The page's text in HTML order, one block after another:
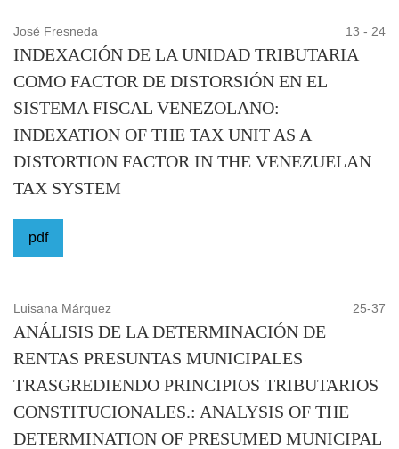
Lcda. Génesis Figueredo G.
PORTADA
Vicerrectorado de Información y Comunicación
Lcda. Aurys Patiño, Esp.
Reservados todos los derechos conforme a la Ley
José Fresneda 13 - 24
INDEXACIÓN DE LA UNIDAD TRIBUTARIA
COMO FACTOR DE DISTORSIÓN EN EL
SISTEMA FISCAL VENEZOLANO:
INDEXATION OF THE TAX UNIT AS A
DISTORTION FACTOR IN THE VENEZUELAN
TAX SYSTEM
pdf
Luisana Márquez 25-37
ANÁLISIS DE LA DETERMINACIÓN DE
RENTAS PRESUNTAS MUNICIPALES
TRASGREDIENDO PRINCIPIOS TRIBUTARIOS
CONSTITUCIONALES.: ANALYSIS OF THE
DETERMINATION OF PRESUMED MUNICIPAL